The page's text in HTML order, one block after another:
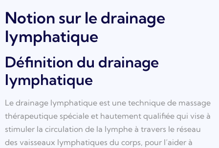
Notion sur le drainage
lymphatique
Définition du drainage
lymphatique
Le drainage lymphatique est une technique de massage
thérapeutique spéciale et hautement qualifiée qui vise à
stimuler la circulation de la lymphe à travers le réseau
des vaisseaux lymphatiques du corps, pour l’aider à